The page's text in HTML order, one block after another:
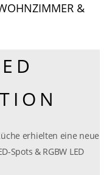
&
erhielten eine neue
Spots & RGBW LED